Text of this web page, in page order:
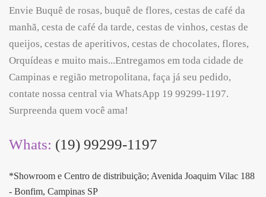
Envie Buquê de rosas, buquê de flores, cestas de café da
manhã, cesta de café da tarde, cestas de vinhos, cestas de
queijos, cestas de aperitivos, cestas de chocolates, flores,
Orquídeas e muito mais...Entregamos em toda cidade de
Campinas e região metropolitana, faça já seu pedido,
contate nossa central via WhatsApp 19 99299-1197.
Surpreenda quem você ama!
Whats: (19) 99299-1197
*Showroom e Centro de distribuição; Avenida Joaquim Vilac 188
- Bonfim, Campinas SP